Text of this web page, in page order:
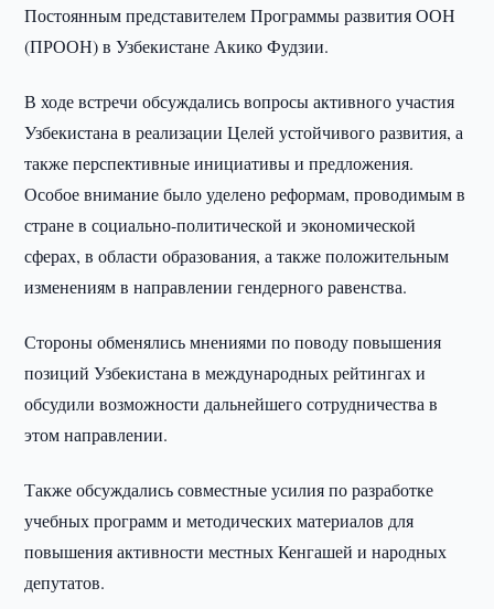
Постоянным представителем Программы развития ООН
(ПРООН) в Узбекистане Акико Фудзии.
В ходе встречи обсуждались вопросы активного участия
Узбекистана в реализации Целей устойчивого развития, а
также перспективные инициативы и предложения.
Особое внимание было уделено реформам, проводимым в
стране в социально-политической и экономической
сферах, в области образования, а также положительным
изменениям в направлении гендерного равенства.
Стороны обменялись мнениями по поводу повышения
позиций Узбекистана в международных рейтингах и
обсудили возможности дальнейшего сотрудничества в
этом направлении.
Также обсуждались совместные усилия по разработке
учебных программ и методических материалов для
повышения активности местных Кенгашей и народных
депутатов.